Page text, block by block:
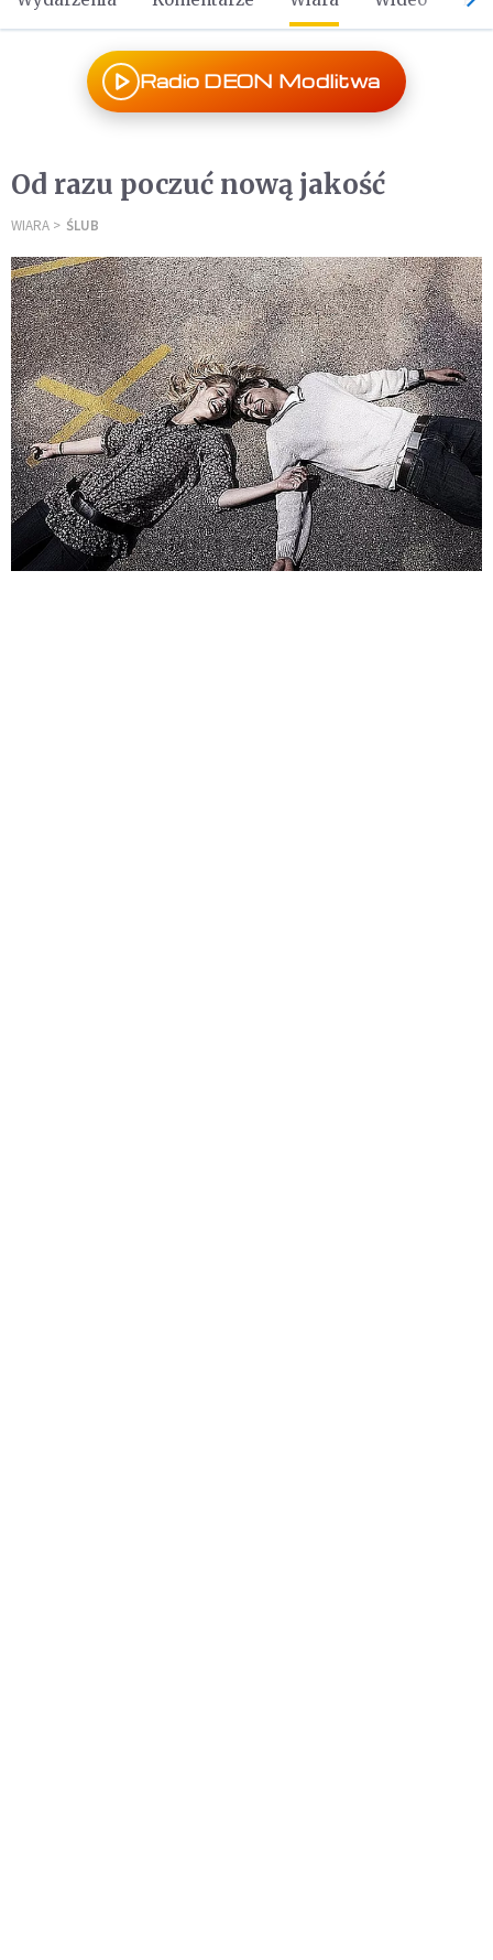
Radio DEON Modlitwa
Od razu poczuć nową jakość
WIARA ŚLUB